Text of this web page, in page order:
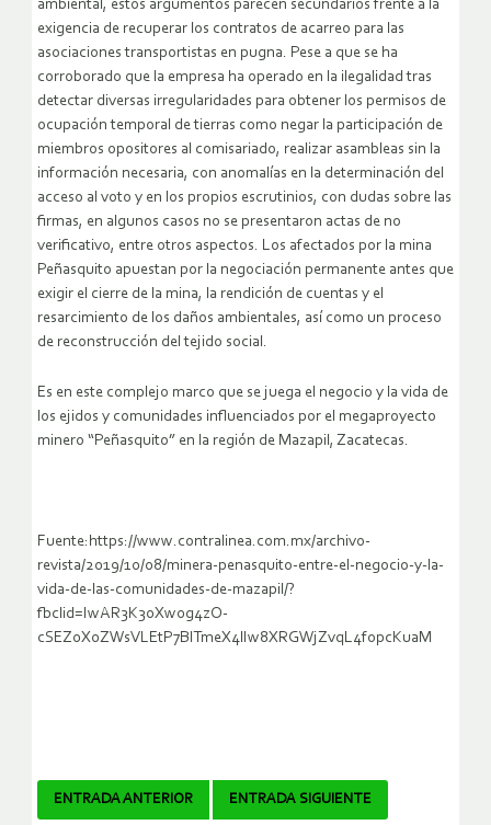
ambiental, estos argumentos parecen secundarios frente a la
exigencia de recuperar los contratos de acarreo para las
asociaciones transportistas en pugna. Pese a que se ha
corroborado que la empresa ha operado en la ilegalidad tras
detectar diversas irregularidades para obtener los permisos de
ocupación temporal de tierras como negar la participación de
miembros opositores al comisariado, realizar asambleas sin la
información necesaria, con anomalías en la determinación del
acceso al voto y en los propios escrutinios, con dudas sobre las
firmas, en algunos casos no se presentaron actas de no
verificativo, entre otros aspectos. Los afectados por la mina
Peñasquito apuestan por la negociación permanente antes que
exigir el cierre de la mina, la rendición de cuentas y el
resarcimiento de los daños ambientales, así como un proceso
de reconstrucción del tejido social.
Es en este complejo marco que se juega el negocio y la vida de
los ejidos y comunidades influenciados por el megaproyecto
minero “Peñasquito” en la región de Mazapil, Zacatecas.
Fuente:https://www.contralinea.com.mx/archivo-
revista/2019/10/08/minera-penasquito-entre-el-negocio-y-la-
vida-de-las-comunidades-de-mazapil/?
fbclid=IwAR3K30Xw0g4zO-
cSEZ0X0ZWsVLEtP7BlTmeX4lIw8XRGWjZvqL4fopcKuaM
Navegador
ENTRADA ANTERIOR ENTRADA SIGUIENTE